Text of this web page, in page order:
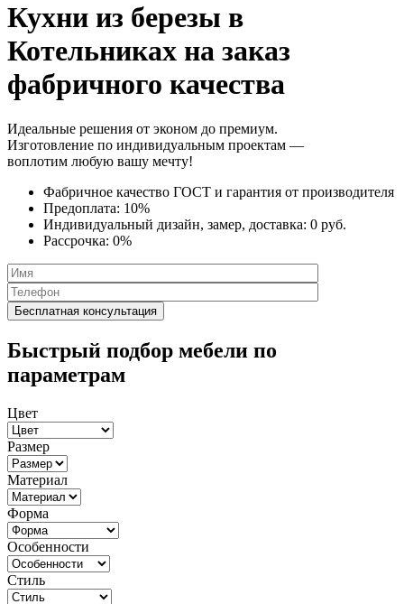
Кухни из березы в
Котельниках на заказ
фабричного качества
Идеальные решения от эконом до премиум.
Изготовление по индивидуальным проектам —
воплотим любую вашу мечту!
Фабричное качество ГОСТ и гарантия от производителя
Предоплата: 10%
Индивидуальный дизайн, замер, доставка: 0 руб.
Рассрочка: 0%
Быстрый подбор мебели по
параметрам
Цвет
Размер
Материал
Форма
Особенности
Стиль